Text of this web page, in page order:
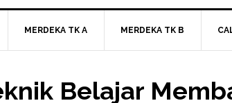
MERDEKA TK A MERDEKA TK B
Belajar